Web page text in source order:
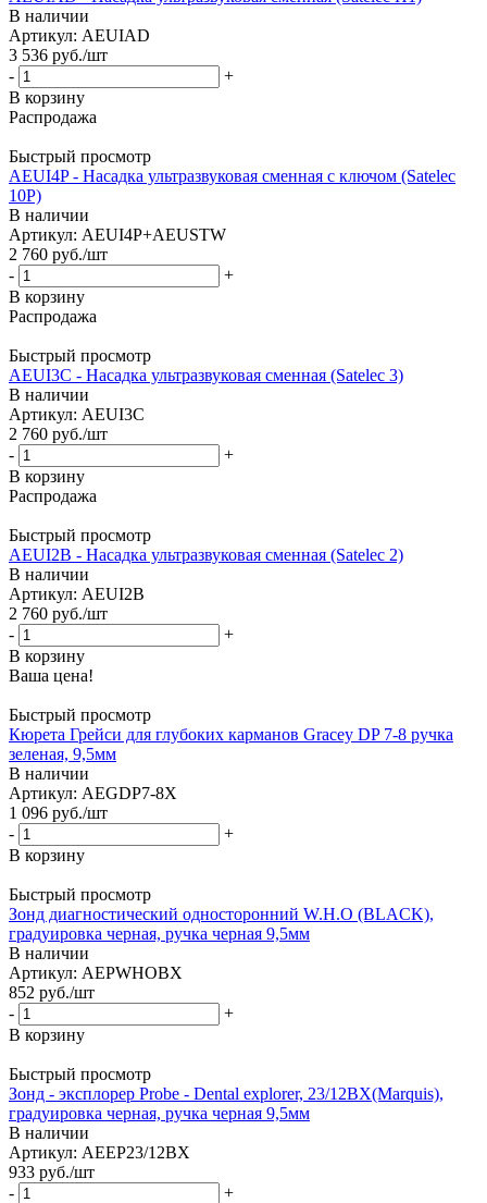
В наличии
Артикул: AEUIAD
3 536 руб./шт
-
+
В корзину
Распродажа
Быстрый просмотр
AEUI4P - Насадка ультразвуковая сменная с ключом (Satelec
10P)
В наличии
Артикул: AEUI4P+AEUSTW
2 760 руб./шт
-
+
В корзину
Распродажа
Быстрый просмотр
AEUI3C - Насадка ультразвуковая сменная (Satelec 3)
В наличии
Артикул: AEUI3C
2 760 руб./шт
-
+
В корзину
Распродажа
Быстрый просмотр
AEUI2B - Насадка ультразвуковая сменная (Satelec 2)
В наличии
Артикул: AEUI2B
2 760 руб./шт
-
+
В корзину
Ваша цена!
Быстрый просмотр
Кюрета Грейси для глубоких карманов Gracey DP 7-8 ручка
зеленая, 9,5мм
В наличии
Артикул: AEGDP7-8X
1 096 руб./шт
-
+
В корзину
Быстрый просмотр
Зонд диагностический односторонний W.H.O (BLACK),
градуировка черная, ручка черная 9,5мм
В наличии
Артикул: AEPWHOBX
852 руб./шт
-
+
В корзину
Быстрый просмотр
Зонд - эксплорер Probe - Dental explorer, 23/12BX(Marquis),
градуировка черная, ручка черная 9,5мм
В наличии
Артикул: AEEP23/12BX
933 руб./шт
-
+